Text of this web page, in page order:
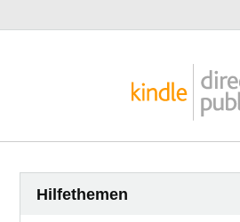
Hilfethemen